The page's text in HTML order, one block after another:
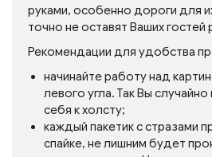
руками, особенно дороги для
точно не оставят Ваших
Рекомендации для удобства
начинайте работу над
левого угла. Так Вы
себя к холсту;
каждый пакетик с стразами
спайке, не лишним будет